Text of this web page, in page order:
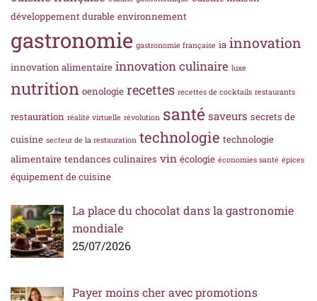
développement durable environnement
gastronomie gastronomie française ia innovation
innovation alimentaire innovation culinaire luxe
nutrition oenologie recettes recettes de cocktails restaurants
restauration réalité virtuelle révolution santé saveurs secrets de
cuisine secteur de la restauration technologie technologie
alimentaire tendances culinaires vin écologie économies santé épices
équipement de cuisine
La place du chocolat dans la gastronomie
mondiale
25/07/2026
Payer moins cher avec promotions